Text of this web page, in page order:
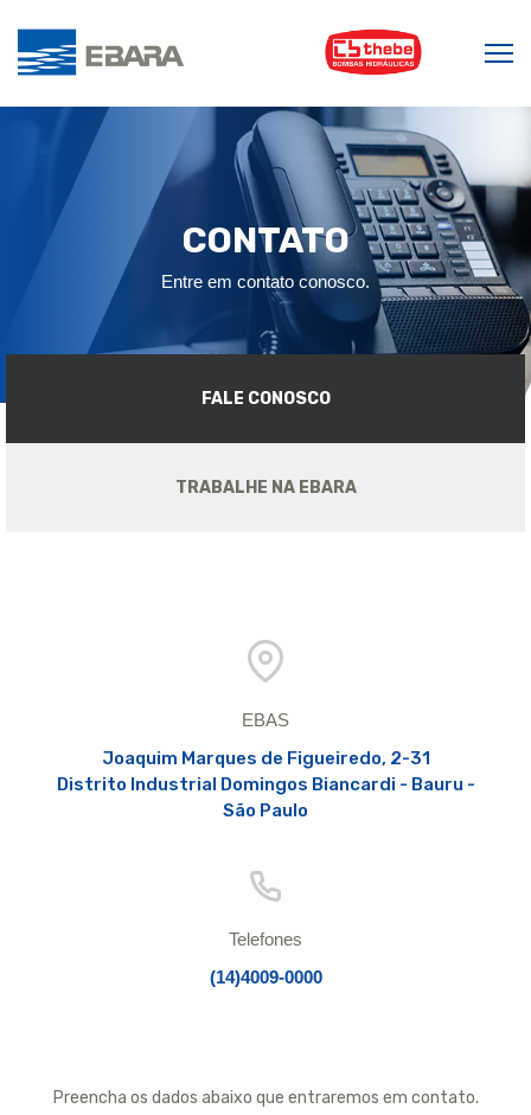
CONTATO
Entre em contato conosco.
FALE CONOSCO
TRABALHE NA EBARA
EBAS
Joaquim Marques de Figueiredo, 2-31
Distrito Industrial Domingos Biancardi - Bauru -
São Paulo
Telefones
(14)4009-0000
Preencha os dados abaixo que entraremos em contato.